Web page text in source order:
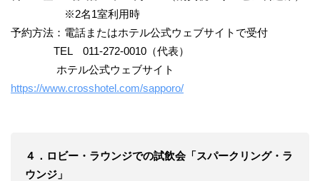
※2名1室利用時
予約方法：電話またはホテル公式ウェブサイトで受付
TEL 011-272-0010（代表）
ホテル公式ウェブサイト
https://www.crosshotel.com/sapporo/
４．ロビー・ラウンジでの試飲会「スパークリング・ラ
ウンジ」